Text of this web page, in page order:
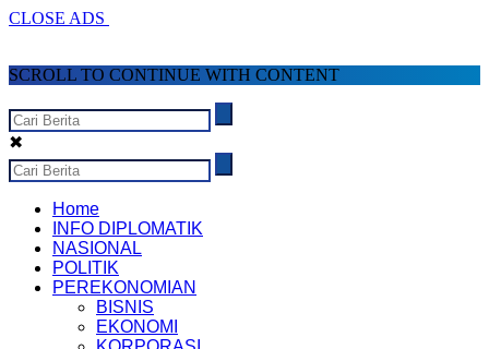
CLOSE ADS
SCROLL TO CONTINUE WITH CONTENT
✖
Home
INFO DIPLOMATIK
NASIONAL
POLITIK
PEREKONOMIAN
BISNIS
EKONOMI